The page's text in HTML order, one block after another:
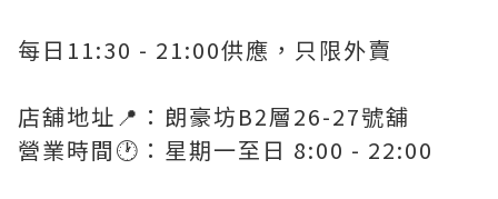
每日11:30 - 21:00供應，只限外賣
店舖地址📍：朗豪坊B2層26-27號舖
營業時間🕐：星期一至日 8:00 - 22:00